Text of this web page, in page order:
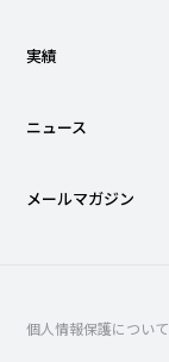
実績
ニュース
メールマガジン
個人情報保護について